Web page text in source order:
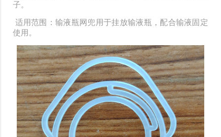
子。
适用范围：输液瓶网兜用于挂放输液瓶，配合输液固定
使用。